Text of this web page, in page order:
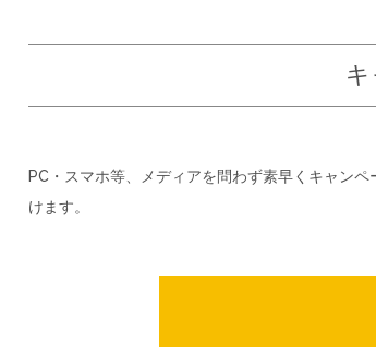
PC・スマホ等、メディアを問わず素早くキャン
けます。